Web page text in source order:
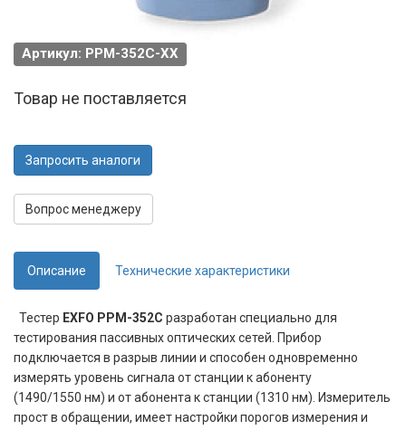
Артикул: PPM-352C-XX
Товар не поставляется
Запросить аналоги
Вопрос менеджеру
Описание Технические характеристики
Тестер EXFO PPM-352C разработан специально для
тестирования пассивных оптических сетей. Прибор
подключается в разрыв линии и способен одновременно
измерять уровень сигнала от станции к абоненту
(1490/1550 нм) и от абонента к станции (1310 нм). Измеритель
прост в обращении, имеет настройки порогов измерения и